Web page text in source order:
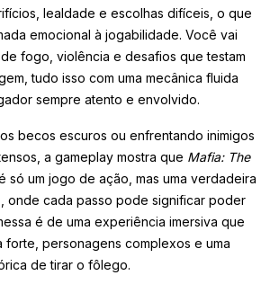
lealdade e escolhas difíceis, o que
emocional à jogabilidade. Você vai
fogo, violência e desafios que testam
tudo isso com uma mecânica fluida
sempre atento e envolvido.
becos escuros ou enfrentando inimigos
a gameplay mostra que Mafia: The
só um jogo de ação, mas uma verdadeira
onde cada passo pode significar poder
é de uma experiência imersiva que
forte, personagens complexos e uma
de tirar o fôlego.